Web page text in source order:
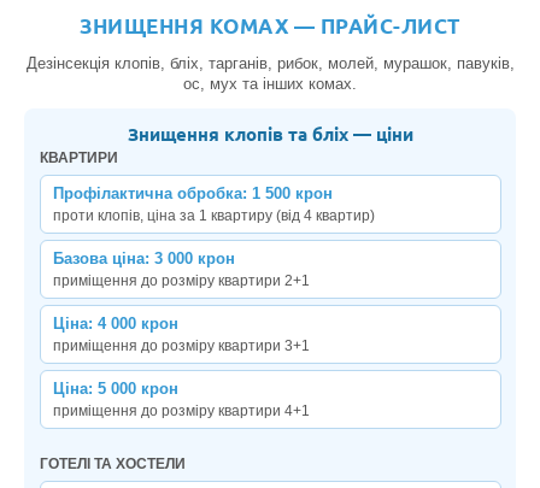
ЗНИЩЕННЯ КОМАХ — ПРАЙС-ЛИСТ
Дезінсекція клопів, бліх, тарганів, рибок, молей, мурашок, павуків,
ос, мух та інших комах.
Знищення клопів та бліх — ціни
КВАРТИРИ
Профілактична обробка: 1 500 крон
проти клопів, ціна за 1 квартиру (від 4 квартир)
Базова ціна: 3 000 крон
приміщення до розміру квартири 2+1
Ціна: 4 000 крон
приміщення до розміру квартири 3+1
Ціна: 5 000 крон
приміщення до розміру квартири 4+1
ГОТЕЛІ ТА ХОСТЕЛИ